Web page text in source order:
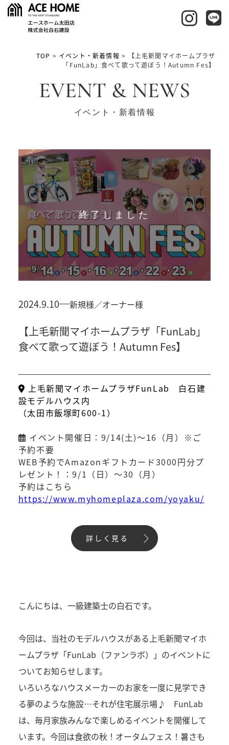
TOP > イベント・新着情報 >
【上毛新聞マイホームプラザ
「FunLab」食べて歌って遊ぼう！Autumn Fes】
EVENT & NEWS
イベント・新着情報
終了しました
EVENT
2024.9.10 新規様 オーナー様
【上毛新聞マイホームプラザ「FunLab」
食べて歌って遊ぼう！Autumn Fes】
上毛新聞マイホームプラザFunLab 白石建
設モデルハウス内
（太田市飯塚町600-1）
イベント開催日：9/14(土)～16（月）※ご
予約不要
WEB予約でAmazonギフトカード3000円分プ
レゼント！：9/1（日）～30（月）
予約はこちら
https://www.myhomeplaza.com/yoyaku/
詳しく見る
こんにちは、一級建築士の白石です。
今回は、当社のモデルハウスがある上毛新聞マイホ
ームプラザ「FunLab（ファンラボ）」のイベントに
ついてお知らせします。
いろいろなハウスメーカーのお家を一度に見学でき
る夢のような施設…それが住宅展示場♪ FunLab
は、毎月家族みんなで楽しめるイベントを開催して
います。今回は食欲の秋！オータムフェス！暑さも